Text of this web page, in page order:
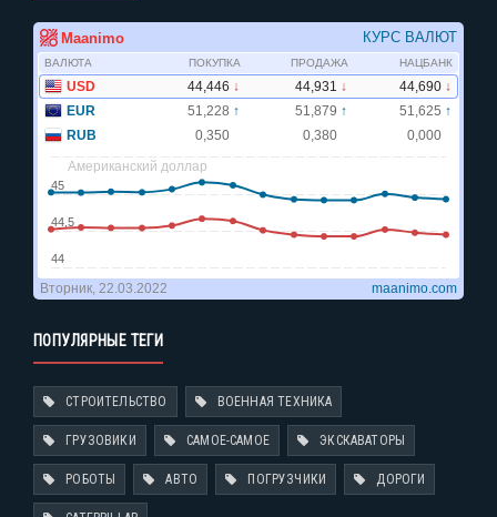
ПОПУЛЯРНЫЕ ТЕГИ
СТРОИТЕЛЬСТВО ВОЕННАЯ ТЕХНИКА
ГРУЗОВИКИ САМОЕ-САМОЕ ЭКСКАВАТОРЫ
РОБОТЫ АВТО ПОГРУЗЧИКИ ДОРОГИ